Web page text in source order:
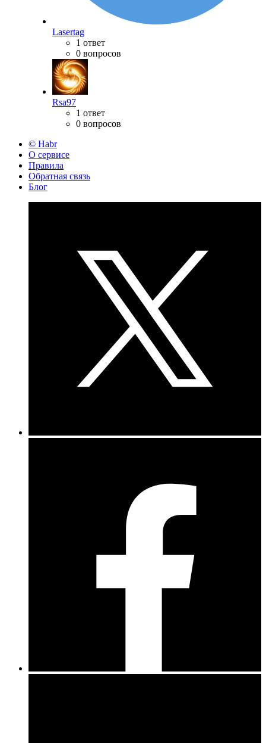
Lasertag
1 ответ
0 вопросов
Rsa97
1 ответ
0 вопросов
© Habr
О сервисе
Правила
Обратная связь
Блог